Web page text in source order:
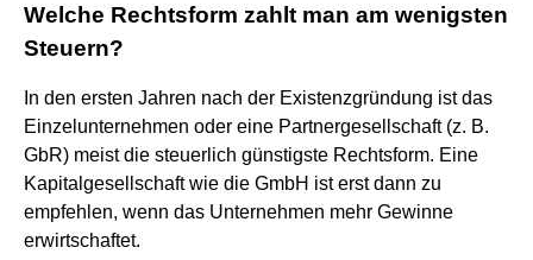
Welche Rechtsform zahlt man am wenigsten
Steuern?
In den ersten Jahren nach der Existenzgründung ist das
Einzelunternehmen oder eine Partnergesellschaft (z. B.
GbR) meist die steuerlich günstigste Rechtsform. Eine
Kapitalgesellschaft wie die GmbH ist erst dann zu
empfehlen, wenn das Unternehmen mehr Gewinne
erwirtschaftet.